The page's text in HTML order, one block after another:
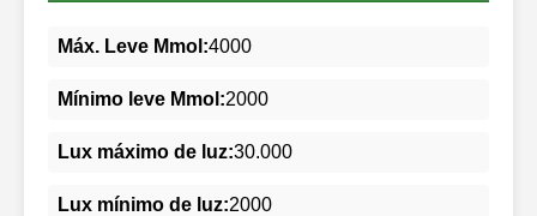
Máx. Leve Mmol:4000
Mínimo leve Mmol:2000
Lux máximo de luz:30.000
Lux mínimo de luz:2000